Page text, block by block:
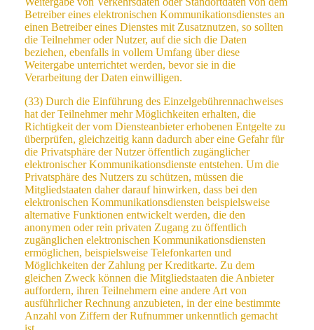
Betreiber eines elektronischen Kommunikationsdienstes an
einen Betreiber eines Dienstes mit Zusatznutzen, so sollten
die Teilnehmer oder Nutzer, auf die sich die Daten
beziehen, ebenfalls in vollem Umfang über diese
Weitergabe unterrichtet werden, bevor sie in die
Verarbeitung der Daten einwilligen.
(33) Durch die Einführung des Einzelgebührennachweises
hat der Teilnehmer mehr Möglichkeiten erhalten, die
Richtigkeit der vom Diensteanbieter erhobenen Entgelte zu
überprüfen, gleichzeitig kann dadurch aber eine Gefahr für
die Privatsphäre der Nutzer öffentlich zugänglicher
elektronischer Kommunikationsdienste entstehen. Um die
Privatsphäre des Nutzers zu schützen, müssen die
Mitgliedstaaten daher darauf hinwirken, dass bei den
elektronischen Kommunikationsdiensten beispielsweise
alternative Funktionen entwickelt werden, die den
anonymen oder rein privaten Zugang zu öffentlich
zugänglichen elektronischen Kommunikationsdiensten
ermöglichen, beispielsweise Telefonkarten und
Möglichkeiten der Zahlung per Kreditkarte. Zu dem
gleichen Zweck können die Mitgliedstaaten die Anbieter
auffordern, ihren Teilnehmern eine andere Art von
ausführlicher Rechnung anzubieten, in der eine bestimmte
Anzahl von Ziffern der Rufnummer unkenntlich gemacht